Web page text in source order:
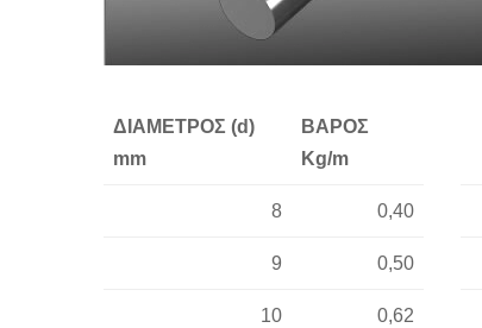
ΔΙΑΜΕΤΡΟΣ (d)
mm
ΒΑΡΟΣ
Kg/m
8 0,40
9 0,50
10 0,62